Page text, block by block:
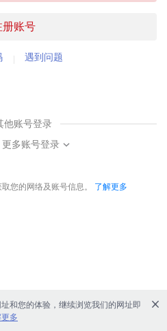
册账号
遇到问题
他账号登录
更多账号登录
您的网络及账号信息。 了解更多
和您的体验，继续浏览我们的网址即
多